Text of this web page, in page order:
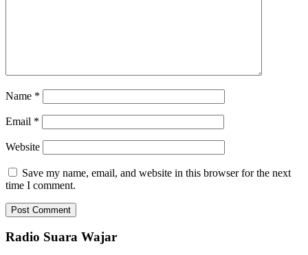
Name *
Email *
Website
Save my name, email, and website in this browser for the next
time I comment.
Radio Suara Wajar